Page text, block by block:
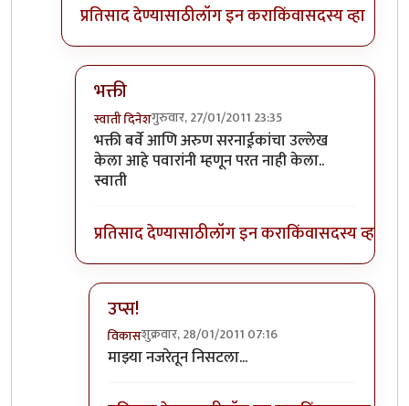
प्रतिसाद देण्यासाठीलॉग इन कराकिंवासदस्य व्हा
भक्ती
स्वाती दिनेशगुरुवार, 27/01/2011 23:35
In reply toआणिbyविकास
भक्ती बर्वे आणि अरुण सरनाई़कांचा उल्लेख
केला आहे पवारांनी म्हणून परत नाही केला..
स्वाती
प्रतिसाद देण्यासाठीलॉग इन कराकिंवासदस्य व्हा
उप्स!
विकासशुक्रवार, 28/01/2011 07:16
In reply toभक्तीbyस्वाती दिनेश
माझ्या नजरेतून निसटला...